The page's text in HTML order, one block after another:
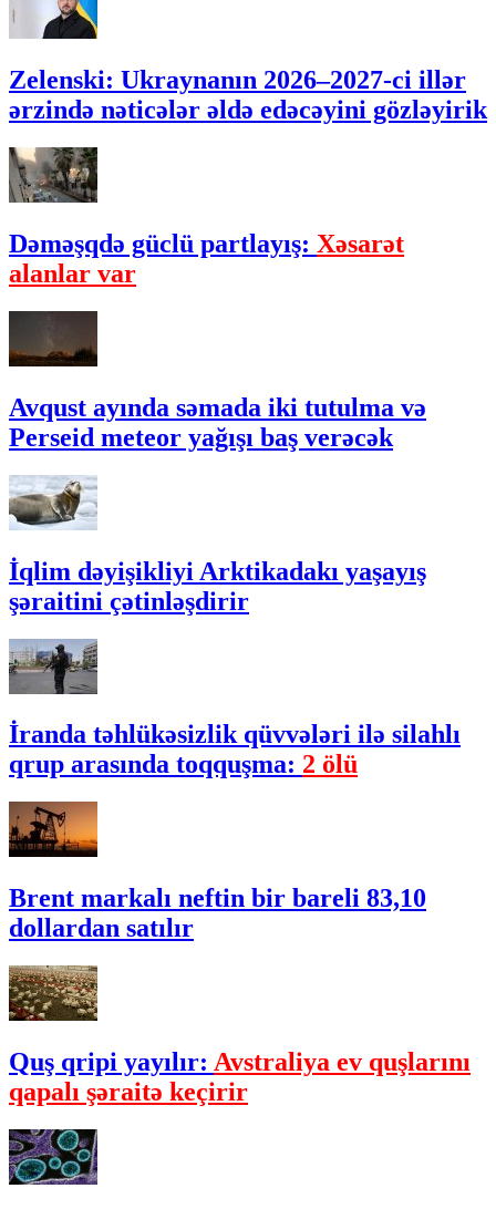
Zelenski: Ukraynanın 2026–2027-ci illər
ərzində nəticələr əldə edəcəyini gözləyirik
Dəməşqdə güclü partlayış: Xəsarət
alanlar var
Avqust ayında səmada iki tutulma və
Perseid meteor yağışı baş verəcək
İqlim dəyişikliyi Arktikadakı yaşayış
şəraitini çətinləşdirir
İranda təhlükəsizlik qüvvələri ilə silahlı
qrup arasında toqquşma: 2 ölü
Brent markalı neftin bir bareli 83,10
dollardan satılır
Quş qripi yayılır: Avstraliya ev quşlarını
qapalı şəraitə keçirir